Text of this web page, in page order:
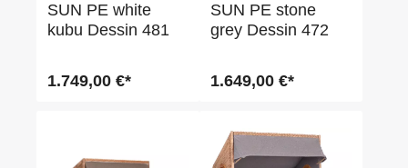
SUN PE white
kubu Dessin 481
1.749,00 €*
SUN PE stone
grey Dessin 472
1.649,00 €*